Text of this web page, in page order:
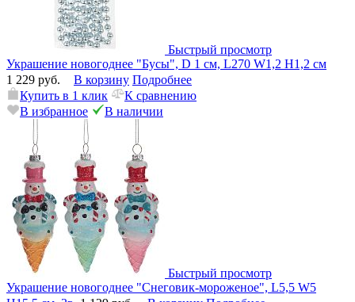
Быстрый просмотр
Украшение новогоднее "Бусы", D 1 см, L270 W1,2 H1,2 см
1 229 руб.
В корзину Подробнее
Купить в 1 клик
К сравнению
В избранное
В наличии
Быстрый просмотр
Украшение новогоднее "Снеговик-мороженое", L5,5 W5